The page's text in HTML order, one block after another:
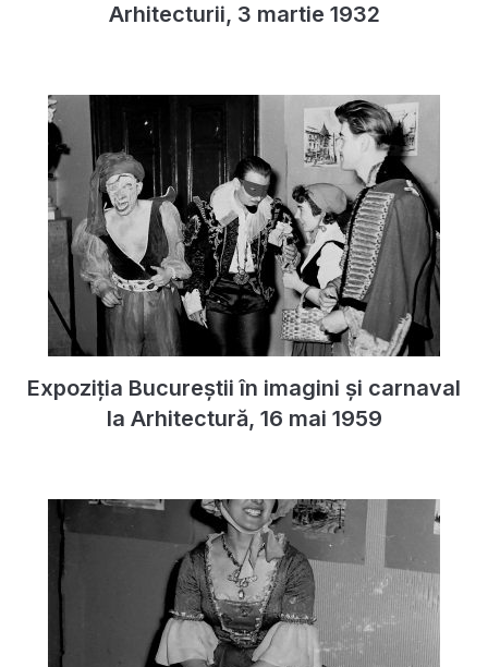
Arhitecturii, 3 martie 1932
Expoziția Bucureștii în imagini și carnaval
la Arhitectură, 16 mai 1959